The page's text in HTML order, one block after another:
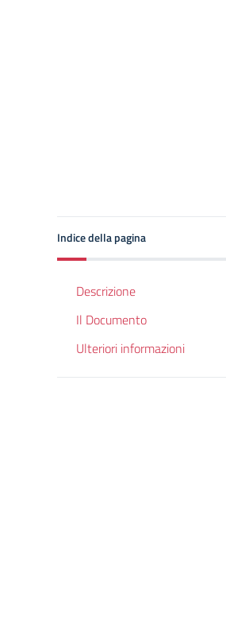
Indice della pagina
Descrizione
Il Documento
Ulteriori informazioni